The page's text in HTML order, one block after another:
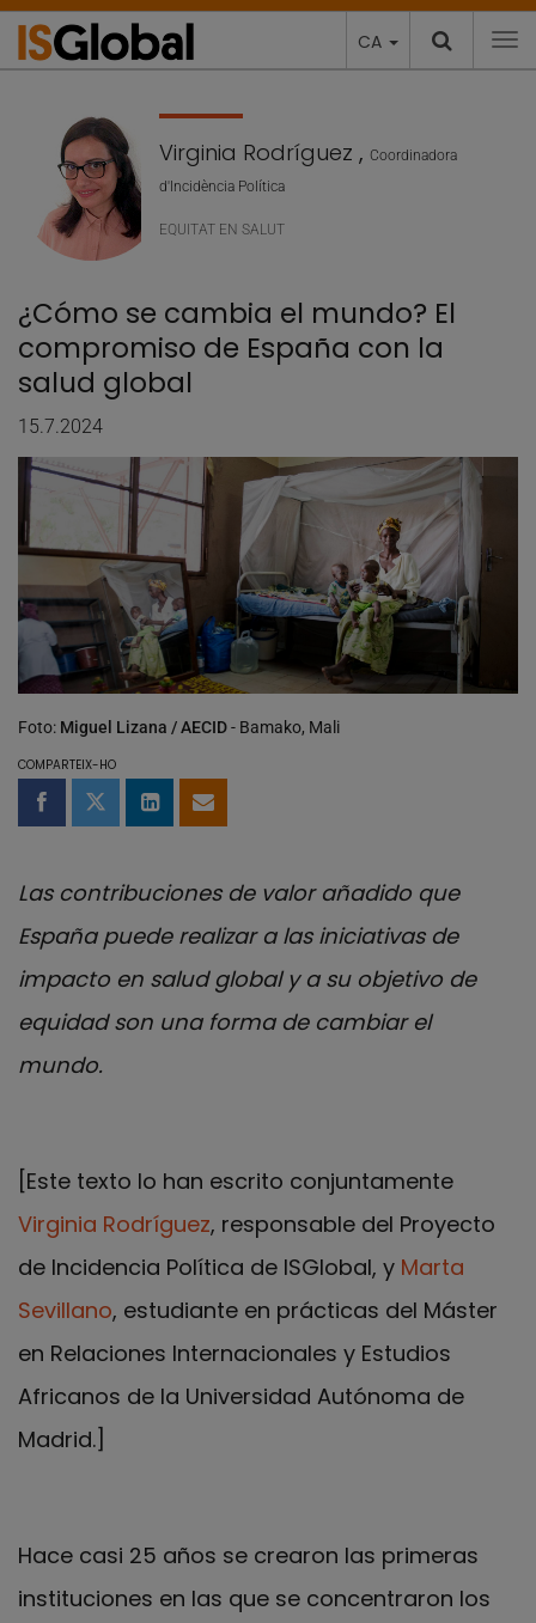
CA
Virginia Rodríguez ,Coordinadora
d'Incidència Política
EQUITAT EN SALUT
¿Cómo se cambia el mundo? El
compromiso de España con la
salud global
15.7.2024
Foto: Miguel Lizana / AECID- Bamako, Mali
COMPARTEIX-HO
Compartir a Facebook
Compartir a Twitter
Comparteix a LinkedIn
Comparteix per email
Las contribuciones de valor añadido que
España puede realizar a las iniciativas de
impacto en salud global y a su objetivo de
equidad son una forma de cambiar el
mundo.
[Este texto lo han escrito conjuntamente
Virginia Rodríguez, responsable del Proyecto
de Incidencia Política de ISGlobal, y Marta
Sevillano, estudiante en prácticas del Máster
en Relaciones Internacionales y Estudios
Africanos de la Universidad Autónoma de
Madrid.]
Hace casi 25 años se crearon las primeras
instituciones en las que se concentraron los